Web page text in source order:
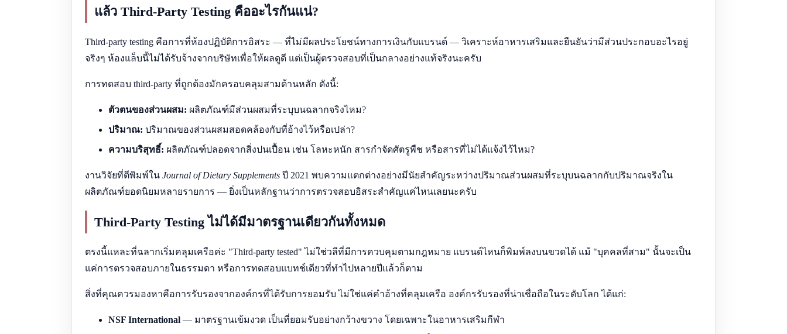
แล้ว Third-Party Testing คืออะไรกันแน่?
Third-party testing คือการที่ห้องปฏิบัติการอิสระ — ที่ไม่มีผลประโยชน์ทางการเงินกับแบรนด์ — วิเคราะห์อาหารเสริมและยืนยันว่ามีส่วนประกอบอะไรอยู่
จริงๆ ห้องแล็บนี้ไม่ได้รับจ้างจากบริษัทเพื่อให้ผลดูดี แต่เป็นผู้ตรวจสอบที่เป็นกลางอย่างแท้จริงนะครับ
การทดสอบ third-party ที่ถูกต้องมักครอบคลุมสามด้านหลัก ดังนี้:
ตัวตนของส่วนผสม: ผลิตภัณฑ์มีส่วนผสมที่ระบุบนฉลากจริงไหม?
ปริมาณ: ปริมาณของส่วนผสมสอดคล้องกับที่อ้างไว้หรือเปล่า?
ความบริสุทธิ์: ผลิตภัณฑ์ปลอดจากสิ่งปนเปื้อน เช่น โลหะหนัก สารกำจัดศัตรูพืช หรือสารที่ไม่ได้แจ้งไว้ไหม?
งานวิจัยที่ตีพิมพ์ใน Journal of Dietary Supplements ปี 2021 พบความแตกต่างอย่างมีนัยสำคัญระหว่างปริมาณส่วนผสมที่ระบุบนฉลากกับปริมาณจริงใน
ผลิตภัณฑ์ยอดนิยมหลายรายการ — ยิ่งเป็นหลักฐานว่าการตรวจสอบอิสระสำคัญแค่ไหนเลยนะครับ
Third-Party Testing ไม่ได้มีมาตรฐานเดียวกันทั้งหมด
ตรงนี้แหละที่ฉลากเริ่มคลุมเครือค่ะ "Third-party tested" ไม่ใช่วลีที่มีการควบคุมตามกฎหมาย แบรนด์ไหนก็พิมพ์ลงบนขวดได้ แม้ "บุคคลที่สาม" นั้นจะเป็น
แค่การตรวจสอบภายในธรรมดา หรือการทดสอบแบทช์เดียวที่ทำไปหลายปีแล้วก็ตาม
สิ่งที่คุณควรมองหาคือการรับรองจากองค์กรที่ได้รับการยอมรับ ไม่ใช่แค่คำอ้างที่คลุมเครือ องค์กรรับรองที่น่าเชื่อถือในระดับโลก ได้แก่:
NSF International — มาตรฐานเข้มงวด เป็นที่ยอมรับอย่างกว้างขวาง โดยเฉพาะในอาหารเสริมกีฬา